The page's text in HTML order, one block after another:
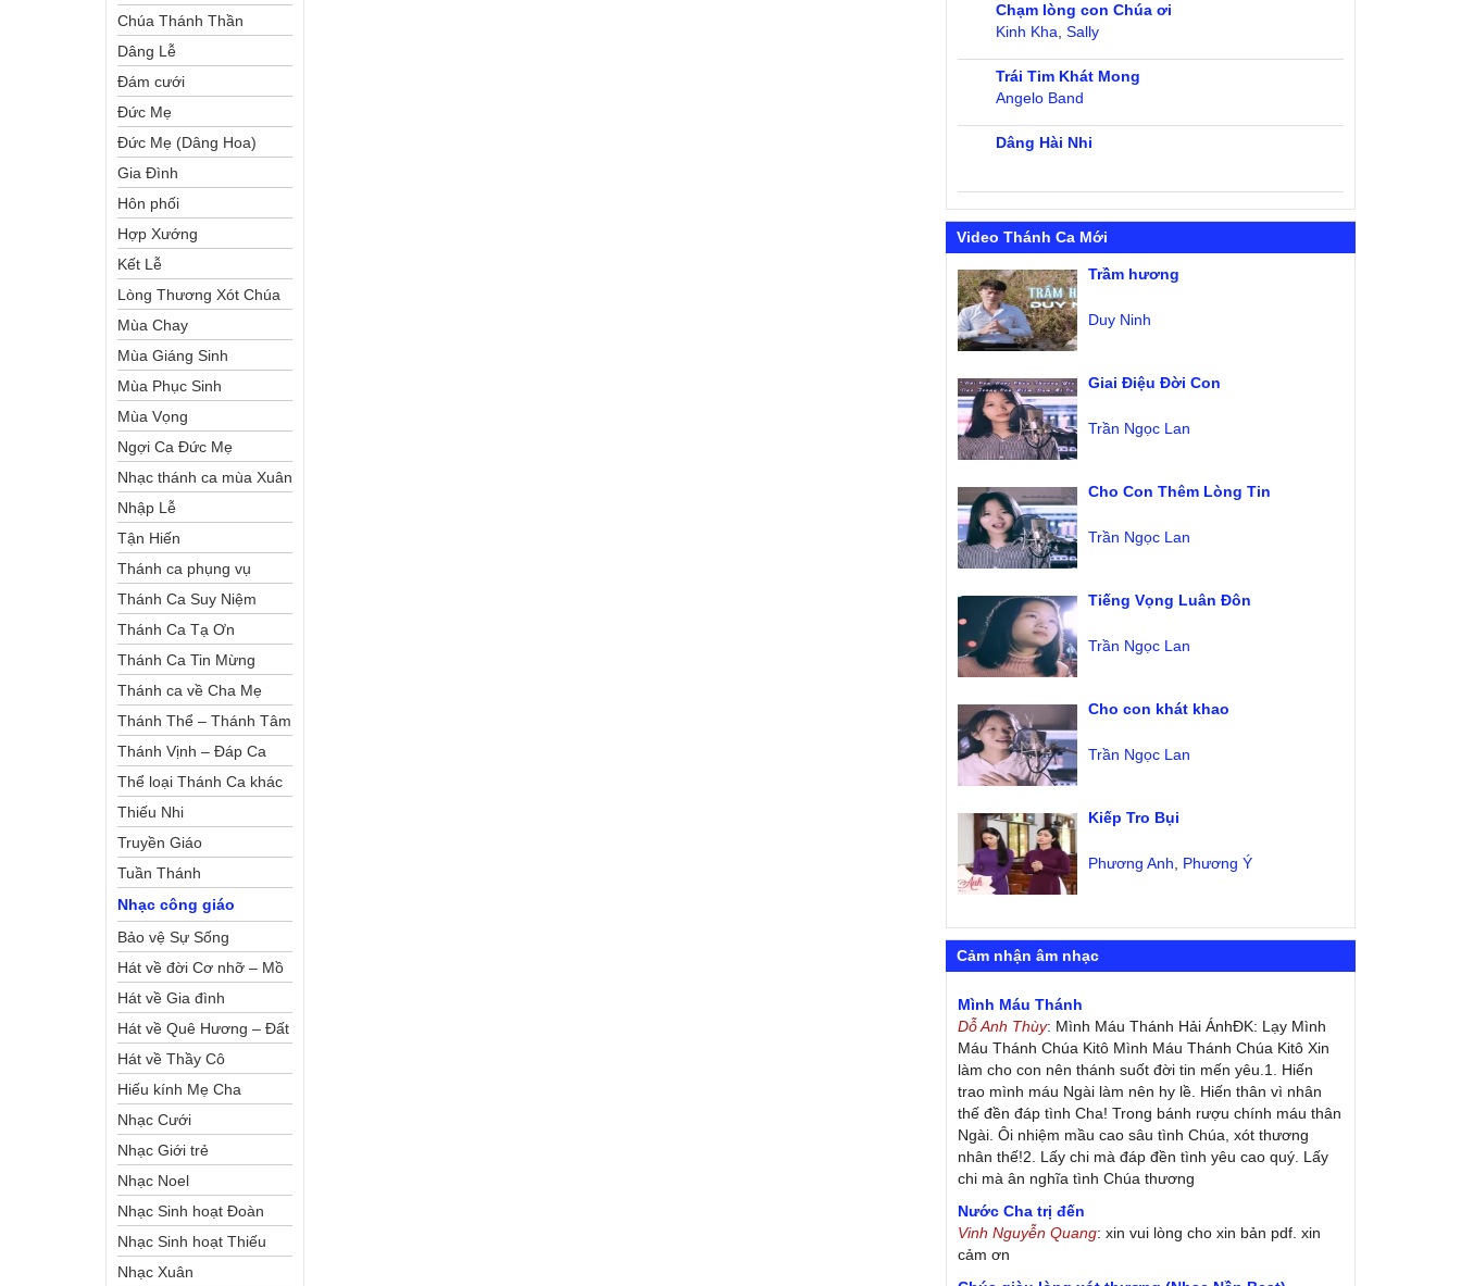
Chúa Thánh Thần
Dâng Lễ
Đám cưới
Đức Mẹ
Đức Mẹ (Dâng Hoa)
Gia Đình
Hôn phối
Hợp Xướng
Kết Lễ
Lòng Thương Xót Chúa
Mùa Chay
Mùa Giáng Sinh
Mùa Phục Sinh
Mùa Vọng
Ngợi Ca Đức Mẹ
Nhạc thánh ca mùa Xuân
Nhập Lễ
Tận Hiến
Thánh ca phụng vụ
Thánh Ca Suy Niệm
Thánh Ca Tạ Ơn
Thánh Ca Tin Mừng
Thánh ca về Cha Mẹ
Thánh Thể – Thánh Tâm
Thánh Vịnh – Đáp Ca
Thể loại Thánh Ca khác
Thiếu Nhi
Truyền Giáo
Tuần Thánh
Nhạc công giáo
Bảo vệ Sự Sống
Hát về đời Cơ nhỡ – Mồ
côi
Hát về Gia đình
Hát về Quê Hương – Đất
Nước
Hát về Thầy Cô
Hiếu kính Mẹ Cha
Nhạc Cưới
Nhạc Giới trẻ
Nhạc Noel
Nhạc Sinh hoạt Đoàn
Thể Công Giáo
Nhạc Sinh hoạt Thiếu
Nhi
Nhạc Xuân
Chạm lòng con Chúa ơi
Kinh Kha ,Sally
Trái Tim Khát Mong
Angelo Band
Dâng Hài Nhi
Video Thánh Ca Mới
Trầm hương
Duy Ninh
Giai Điệu Đời Con
Trần Ngọc Lan
Cho Con Thêm Lòng Tin
Trần Ngọc Lan
Tiếng Vọng Luân Đôn
Trần Ngọc Lan
Cho con khát khao
Trần Ngọc Lan
Kiếp Tro Bụi
Phương Anh Phương Ý
Cảm nhận âm nhạc
Mình Máu Thánh
Dỗ Anh Thùy: Mình Máu Thánh Hải ÁnhĐK: Lạy Mình
Máu Thánh Chúa Kitô Mình Máu Thánh Chúa Kitô Xin
làm cho con nên thánh suốt đời tin mến yêu.1. Hiến
trao mình máu Ngài làm nên hy lề. Hiến thân vì nhân
thế đền đáp tình Cha! Trong bánh rượu chính máu thân
Ngài. Ôi nhiệm mầu cao sâu tình Chúa, xót thương
nhân thế!2. Lấy chi mà đáp đền tình yêu cao quý. Lấy
chi mà ân nghĩa tình Chúa thương
Nước Cha trị đến
Vinh Nguyễn Quang: xin vui lòng cho xin bản pdf. xin
cảm ơn